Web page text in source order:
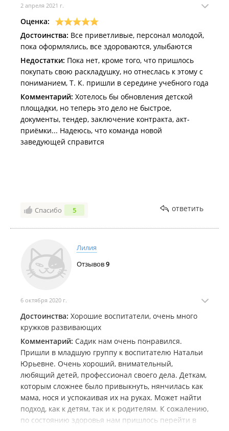
2 апреля 2021 г.
Оценка:
Достоинства: Все приветливые, персонал молодой,
пока оформлялись, все здороваются, улыбаются
Недостатки: Пока нет, кроме того, что пришлось
покупать свою раскладушку, но отнеслась к этому с
пониманием, Т. К. пришли в середине учебного года
Комментарий: Хотелось бы обновления детской
площадки, но теперь это дело не быстрое,
документы, тендер, заключение контракта, акт-
приёмки... Надеюсь, что команда новой
заведующей справится
Спасибо 5 ответить
Лилия
Отзывов9
6 октября 2020 г.
Достоинства: Хорошие воспитатели, очень много
кружков развивающих
Комментарий: Садик нам очень понравился.
Пришли в младшую группу к воспитателю Натальи
Юрьевне. Очень хороший, внимательный,
любящий детей, профессионал своего дела. Деткам,
которым сложнее было привыкнуть, нянчилась как
мама, нося и успокаивая их на руках. Может найти
подход, как к детям, так и к родителям. К сожалению,
по состоянию здоровья нам пришлось перейти в